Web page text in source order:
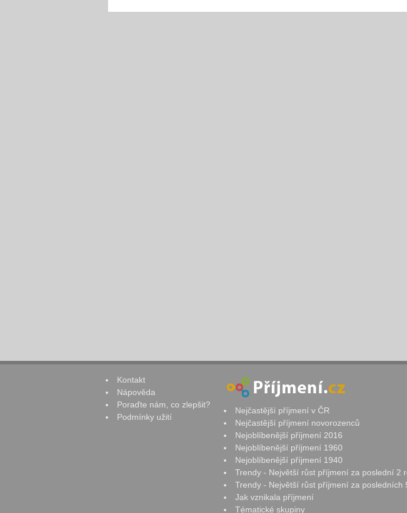
Kontakt
Nápověda
Poraďte nám, co zlepšit?
Podmínky užití
Nejčastější příjmení v ČR
Nejčastější příjmení novorozenců
Nejoblíbenější příjmení 2016
Nejoblíbenější příjmení 1960
Nejoblíbenější příjmení 1940
Trendy - Největší růst příjmení za poslední 2
Trendy - Největší růst příjmení za posledních
Jak vznikala příjmení
Tématické skupiny